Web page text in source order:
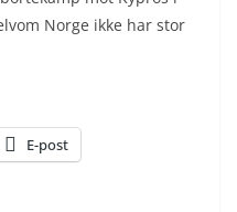
Norge ikke har stor
E-post